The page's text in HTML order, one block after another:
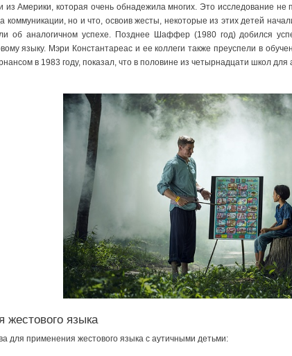
из Америки, которая очень обнадежила многих. Это исследование
коммуникации, но и что, освоив жесты, некоторые из этих детей
об аналогичном успехе. Позднее Шаффер (1980 год) добился
языку. Мэри Константареас и ее коллеги также преуспели в
в 1983 году, показал, что в половине из четырнадцати школ
языка
для применения жестового языка с аутичными детьми: